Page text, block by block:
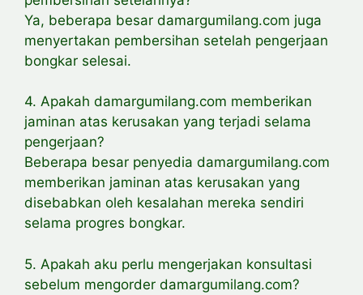
Ya, beberapa besar damargumilang.com juga
menyertakan pembersihan setelah pengerjaan
bongkar selesai.
4. Apakah damargumilang.com memberikan
jaminan atas kerusakan yang terjadi selama
pengerjaan?
Beberapa besar penyedia damargumilang.com
memberikan jaminan atas kerusakan yang
disebabkan oleh kesalahan mereka sendiri
selama progres bongkar.
5. Apakah aku perlu mengerjakan konsultasi
sebelum mengorder damargumilang.com?